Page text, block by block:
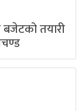
बजेटको तयारी